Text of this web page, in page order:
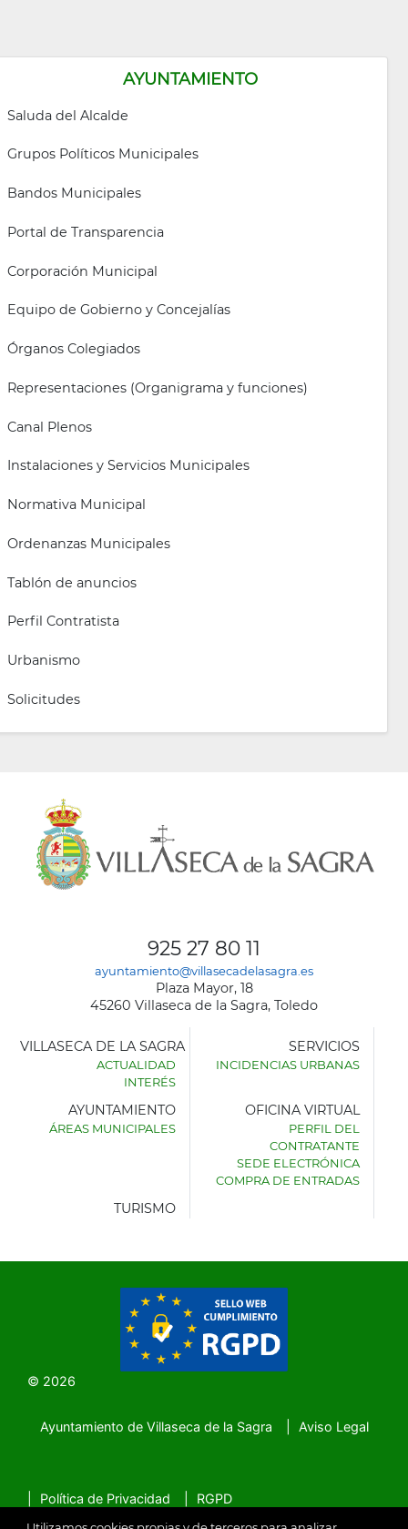
AYUNTAMIENTO
Saluda del Alcalde
Grupos Políticos Municipales
Bandos Municipales
Portal de Transparencia
Corporación Municipal
Equipo de Gobierno y Concejalías
Órganos Colegiados
Representaciones (Organigrama y funciones)
Canal Plenos
Instalaciones y Servicios Municipales
Normativa Municipal
Ordenanzas Municipales
Tablón de anuncios
Perfil Contratista
Urbanismo
Solicitudes
925 27 80 11
ayuntamiento@villasecadelasagra.es
Plaza Mayor, 18
45260 Villaseca de la Sagra, Toledo
AYUNTAMIENTO
VILLASECA DE LA SAGRA
ACTUALIDAD
INTERÉS
SERVICIOS
INCIDENCIAS URBANAS
AYUNTAMIENTO
ÁREAS MUNICIPALES
OFICINA VIRTUAL
PERFIL DEL
CONTRATANTE
SEDE ELECTRÓNICA
COMPRA DE ENTRADAS
TURISMO
© 2026
Ayuntamiento de Villaseca de la Sagra Aviso Legal
Política de Privacidad RGPD